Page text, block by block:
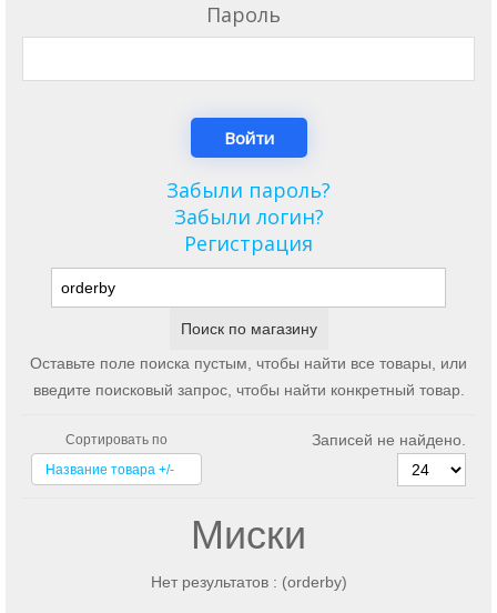
Пароль
Забыли пароль?
Забыли логин?
Регистрация
Оставьте поле поиска пустым, чтобы найти все товары, или
введите поисковый запрос, чтобы найти конкретный товар.
Сортировать по
Название товара +/-
Записей не найдено.
Миски
Нет результатов : (orderby)